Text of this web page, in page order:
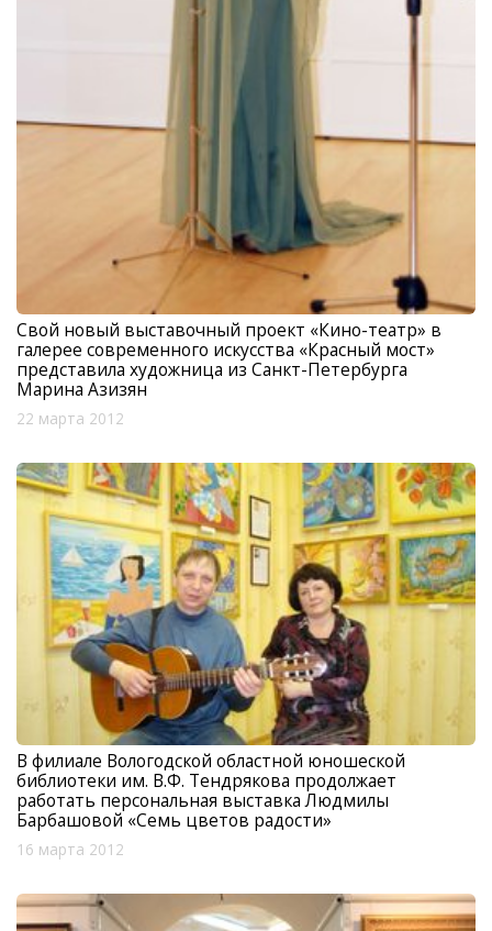
Свой новый выставочный проект «Кино-театр» в
галерее современного искусства «Красный мост»
представила художница из Санкт-Петербурга
Марина Азизян
22 марта 2012
В филиале Вологодской областной юношеской
библиотеки им. В.Ф. Тендрякова продолжает
работать персональная выставка Людмилы
Барбашовой «Семь цветов радости»
16 марта 2012